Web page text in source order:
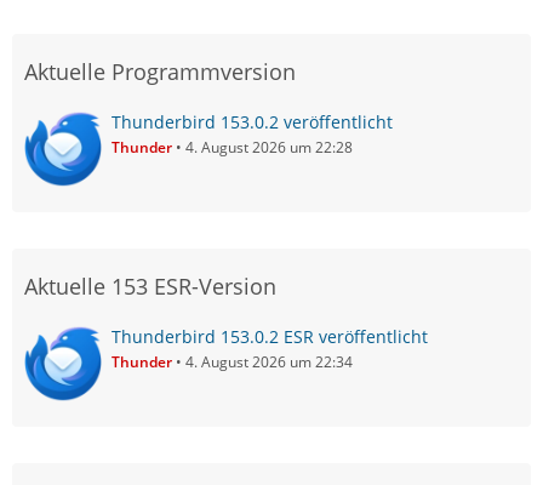
Aktuelle Programmversion
Thunderbird 153.0.2 veröffentlicht
Thunder 4. August 2026 um 22:28
Aktuelle 153 ESR-Version
Thunderbird 153.0.2 ESR veröffentlicht
Thunder 4. August 2026 um 22:34